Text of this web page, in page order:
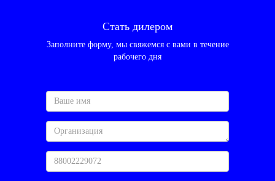
Стать дилером
Заполните форму, мы свяжемся с вами в течение
рабочего дня